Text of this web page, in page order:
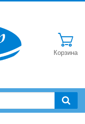
Корзина